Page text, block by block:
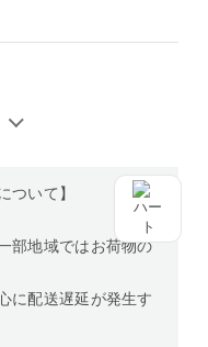
ついて】
部地域ではお荷物の
に配送遅延が発生す